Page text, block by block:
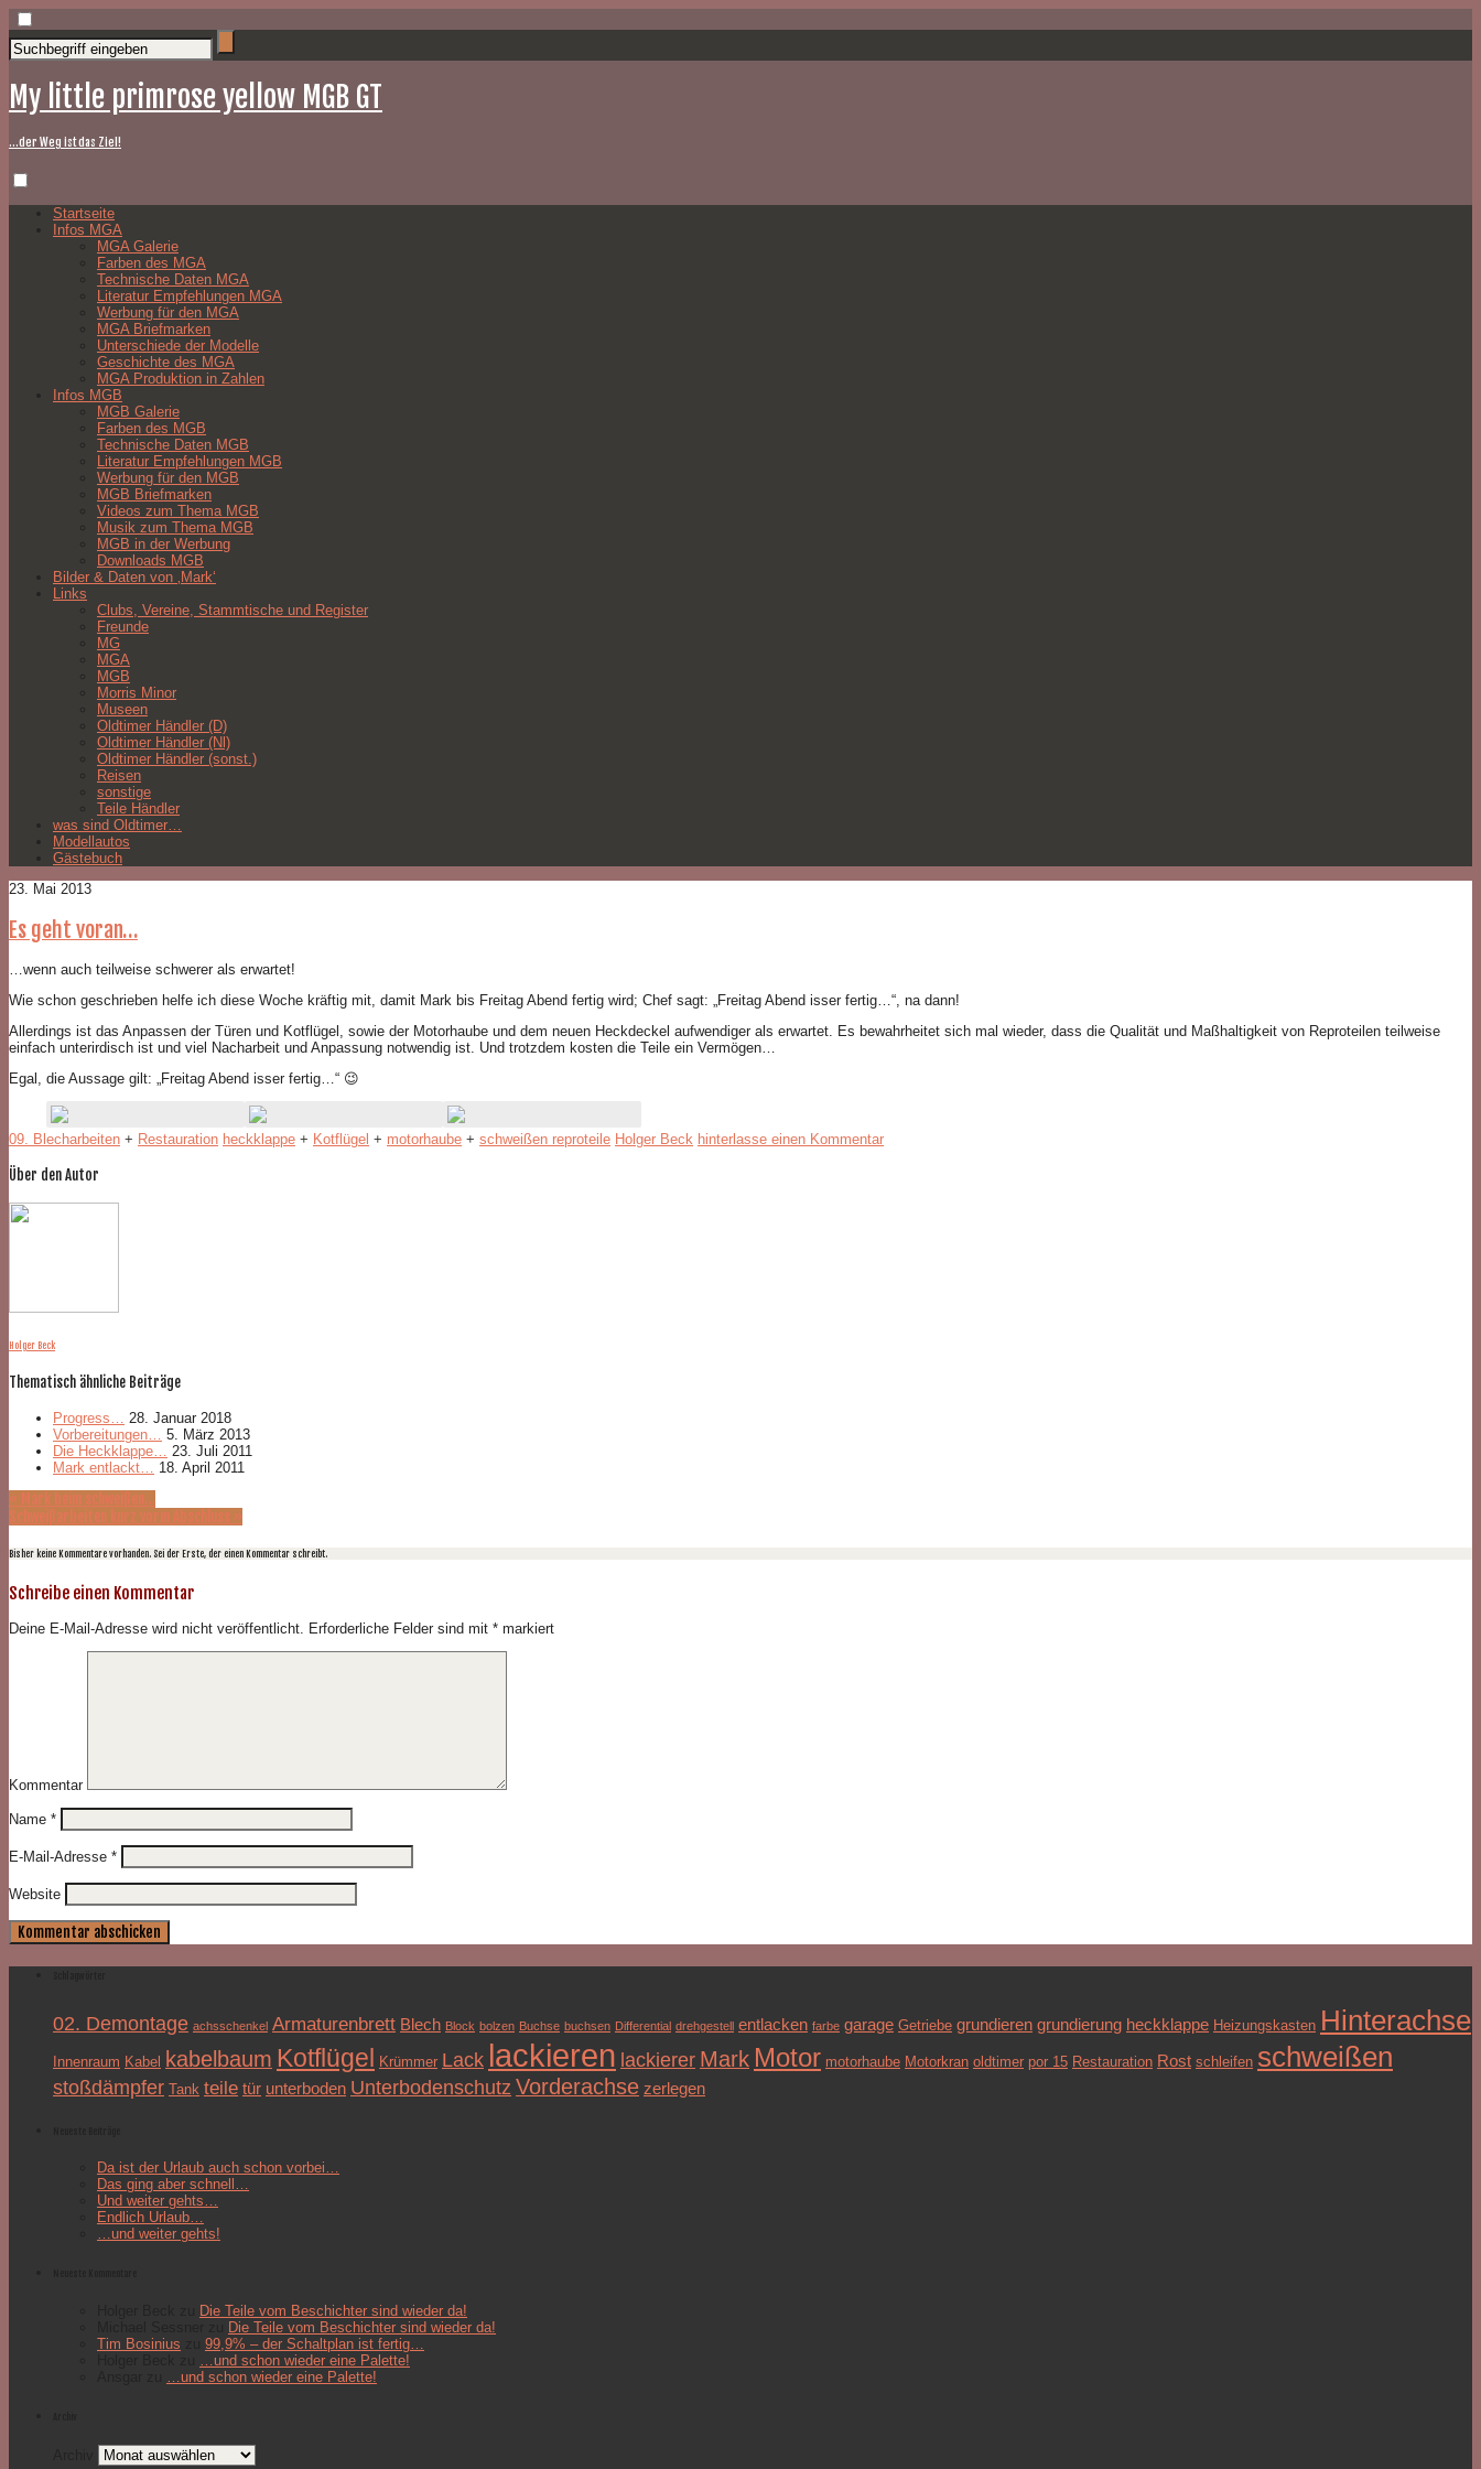
My little primrose yellow MGB GT
…der Weg ist das Ziel!
Startseite
Infos MGA
MGA Galerie
Farben des MGA
Technische Daten MGA
Literatur Empfehlungen MGA
Werbung für den MGA
MGA Briefmarken
Unterschiede der Modelle
Geschichte des MGA
MGA Produktion in Zahlen
Infos MGB
MGB Galerie
Farben des MGB
Technische Daten MGB
Literatur Empfehlungen MGB
Werbung für den MGB
MGB Briefmarken
Videos zum Thema MGB
Musik zum Thema MGB
MGB in der Werbung
Downloads MGB
Bilder & Daten von ‚Mark‘
Links
Clubs, Vereine, Stammtische und Register
Freunde
MG
MGA
MGB
Morris Minor
Museen
Oldtimer Händler (D)
Oldtimer Händler (Nl)
Oldtimer Händler (sonst.)
Reisen
sonstige
Teile Händler
was sind Oldtimer…
Modellautos
Gästebuch
23. Mai 2013
Es geht voran…
…wenn auch teilweise schwerer als erwartet!
Wie schon geschrieben helfe ich diese Woche kräftig mit, damit Mark bis Freitag Abend fertig wird; Chef sagt: „Freitag Abend isser fertig…“, na dann!
Allerdings ist das Anpassen der Türen und Kotflügel, sowie der Motorhaube und dem neuen Heckdeckel aufwendiger als erwartet. Es bewahrheitet sich mal wieder, dass die Qualität und Maßhaltigkeit von Reproteilen teilweise
einfach unterirdisch ist und viel Nacharbeit und Anpassung notwendig ist. Und trotzdem kosten die Teile ein Vermögen…
Egal, die Aussage gilt: „Freitag Abend isser fertig…“ 😉
09. Blecharbeiten + Restauration heckklappe + Kotflügel + motorhaube + schweißen reproteile Holger Beck hinterlasse einen Kommentar
Über den Autor
Holger Beck
Thematisch ähnliche Beiträge
Progress… 28. Januar 2018
Vorbereitungen… 5. März 2013
Die Heckklappe… 23. Juli 2011
Mark entlackt… 18. April 2011
« Mark beim schweißen…
Schweißarbeiten kurz vorm Abschluss »
Bisher keine Kommentare vorhanden. Sei der Erste, der einen Kommentar schreibt.
Schreibe einen Kommentar
Deine E-Mail-Adresse wird nicht veröffentlicht. Erforderliche Felder sind mit * markiert
Kommentar
Name *
E-Mail-Adresse *
Website
02. Demontage achsschenkel Armaturenbrett Blech Block bolzen Buchse buchsen Differential drehgestell entlacken farbe garage Getriebe grundieren grundierung heckklappe Heizungskasten Hinterachse
Innenraum Kabel kabelbaum Kotflügel Krümmer Lack lackieren lackierer Mark Motor motorhaube Motorkran oldtimer por 15 Restauration Rost schleifen schweißen
stoßdämpfer Tank teile tür unterboden Unterbodenschutz Vorderachse zerlegen
Da ist der Urlaub auch schon vorbei…
Das ging aber schnell…
Und weiter gehts…
Endlich Urlaub…
…und weiter gehts!
Die Teile vom Beschichter sind wieder da!
Die Teile vom Beschichter sind wieder da!
Tim Bosinius
99,9% – der Schaltplan ist fertig…
…und schon wieder eine Palette!
…und schon wieder eine Palette!